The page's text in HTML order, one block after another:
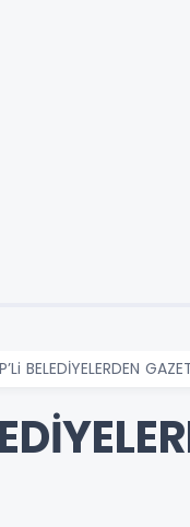
BELEDİYELERDEN